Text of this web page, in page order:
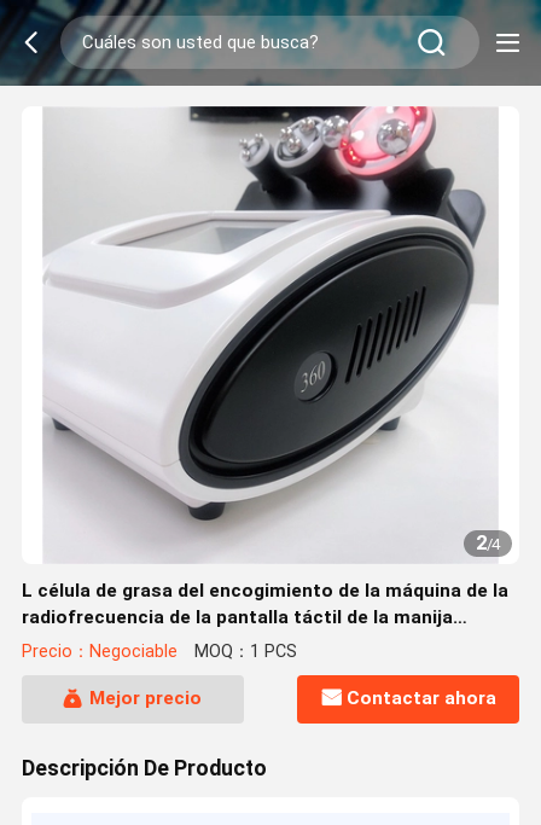
2/4
L célula de grasa del encogimiento de la máquina de la
radiofrecuencia de la pantalla táctil de la manija
1.2MHz todas las partes del cuerpo
Precio：Negociable MOQ：1 PCS
Mejor precio Contactar ahora
Descripción De Producto